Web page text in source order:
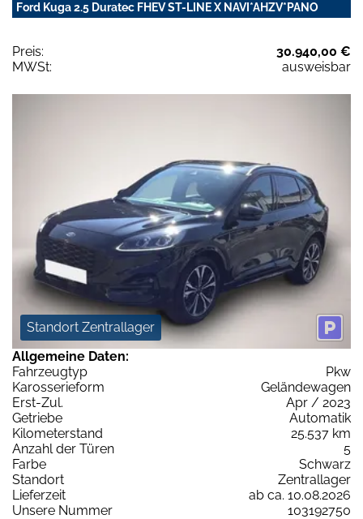
Ford Kuga 2.5 Duratec FHEV ST-LINE X NAVI*AHZV*PANO
Preis:
30.940,00 €
MWSt:
ausweisbar
Standort Zentrallager
Allgemeine Daten:
Fahrzeugtyp
Pkw
Karosserieform
Geländewagen
Erst-Zul.
Apr / 2023
Getriebe
Automatik
Kilometerstand
25.537 km
Anzahl der Türen
5
Farbe
Schwarz
Standort
Zentrallager
Lieferzeit
ab ca. 10.08.2026
Unsere Nummer
103192750